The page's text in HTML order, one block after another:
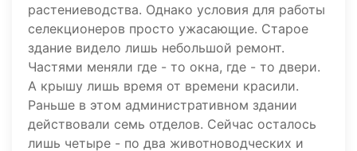
растениеводства. Однако условия для работы
селекционеров просто ужасающие. Старое
здание видело лишь небольшой ремонт.
Частями меняли где - то окна, где - то двери.
А крышу лишь время от времени красили.
Раньше в этом административном здании
действовали семь отделов. Сейчас осталось
лишь четыре - по два животноводческих и